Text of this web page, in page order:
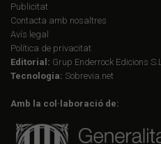
Publicitat
Contacta amb nosaltres
Avís legal
Política de privacitat
Editorial: Grup Enderrock Edicions S.L.
Tecnologia: Sobrevia.net
Amb la col·laboració de: